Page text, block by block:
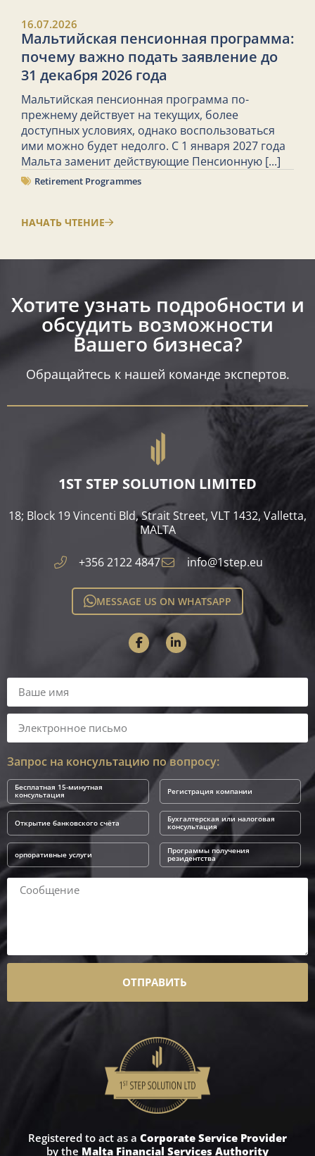
16.07.2026
Мальтийская пенсионная программа:
почему важно подать заявление до
31 декабря 2026 года
Мальтийская пенсионная программа по-
прежнему действует на текущих, более
доступных условиях, однако воспользоваться
ими можно будет недолго. С 1 января 2027 года
Мальта заменит действующие Пенсионную [...]
Retirement Programmes
НАЧАТЬ ЧТЕНИЕ
Хотите узнать подробности и
обсудить возможности
Вашего бизнеса?​
Обращайтесь к нашей команде экспертов.
1ST STEP SOLUTION LIMITED
18; Block 19 Vincenti Bld, Strait Street, VLT 1432, Valletta,
MALTA​
+356 2122 4847 info@1step.eu
MESSAGE US ON WHATSAPP
Запрос на консультацию по вопросу:
Бесплатная 15-минутная
консультация Регистрация компании
Открытие банковского счёта Бухгалтерская или налоговая
консультация
орпоративные услуги Программы получения
резидентства
ОТПРАВИТЬ
Registered to act as a Corporate Service Provider
by the Malta Financial Services Authority